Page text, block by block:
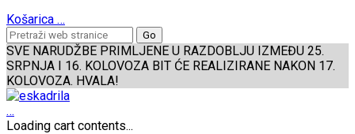
Košarica …
SVE NARUDŽBE PRIMLJENE U RAZDOBLJU IZMEĐU 25.
SRPNJA I 16. KOLOVOZA BIT ĆE REALIZIRANE NAKON 17.
KOLOVOZA. HVALA!
…
Loading cart contents...